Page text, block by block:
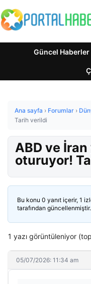
Güncel Haberler
Ana sayfa › Forumlar ›
Tarih verildi
ABD ve
oturuyor!
Bu konu 0 yanıt içerir, 1
tarafından güncellenmiştir.
1 yazı görüntüleniyor
05/07/2026: 11:34 am